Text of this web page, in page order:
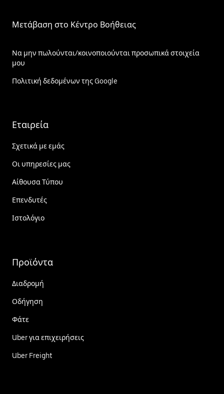
Μετάβαση στο Κέντρο Βοήθειας
Να μην πωλούνται/κοινοποιούνται προσωπικά στοιχεία
μου
Πολιτική δεδομένων της Google
Εταιρεία
Σχετικά με εμάς
Οι υπηρεσίες μας
Αίθουσα Τύπου
Επενδυτές
Ιστολόγιο
Προϊόντα
Διαδρομή
Οδήγηση
Φάτε
Uber για επιχειρήσεις
Uber Freight